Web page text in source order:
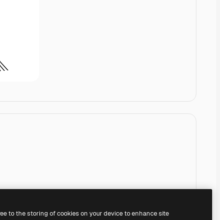
to the storing of cookies on your device to enhance site